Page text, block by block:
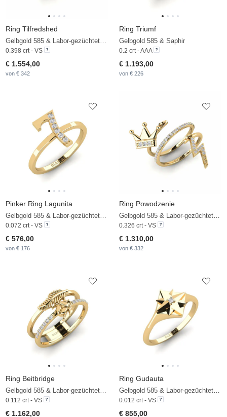
Ring Tilfredshed
0.398 crt - VS
€ 1.554,00
von € 342
Ring Triumf
Gelbgold 585 & Saphir
0.2 crt - AAA
€ 1.193,00
von € 226
Pinker Ring Lagunita
0.072 crt - VS
€ 576,00
von € 176
Ring Powodzenie
0.326 crt - VS
€ 1.310,00
von € 332
Ring Beitbridge
0.112 crt - VS
€ 1.162,00
Ring Gudauta
0.012 crt - VS
€ 855,00